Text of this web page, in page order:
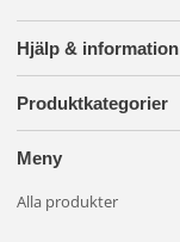
Hjälp & information
Produktkategorier
Meny
Alla produkter